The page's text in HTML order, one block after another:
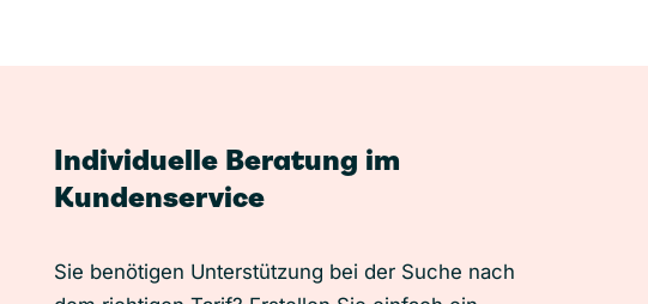
Individuelle Beratung im
Kundenservice
Sie benötigen Unterstützung bei der Suche nach